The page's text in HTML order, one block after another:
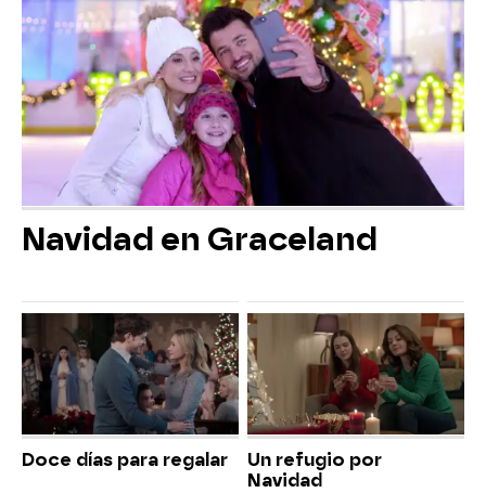
Navidad en Graceland
Doce días para regalar
Un refugio por
Navidad